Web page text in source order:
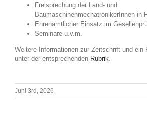
Freisprechung der Land- und
BaumaschinenmechatronikerInnen in
Ehrenamtlicher Einsatz im
Seminare u.v.m.
Weitere Informationen zur Zeitschrift und ein
unter der entsprechenden Rubrik
Juni 3rd, 2026